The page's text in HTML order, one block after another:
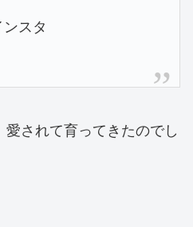
スタ
されて育ってきたのでし